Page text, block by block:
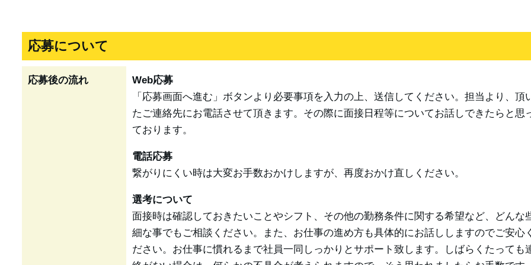
応募について
応募後の流れ
Web応募
「応募画面へ進む」ボタンより必要事項を入力の上、送信してください。担当より、頂
たご連絡先にお電話させて頂きます。その際に面接日程等についてお話しできたらと思
ております。
電話応募
繋がりにくい時は大変お手数おかけしますが、再度おかけ直しください。
選考について
面接時は確認しておきたいことやシフト、その他の勤務条件に関する希望など、どんな
細な事でもご相談ください。また、お仕事の進め方も具体的にお話ししますのでご安心く
ださい。お仕事に慣れるまで社員一同しっかりとサポート致します。しばらくたっても